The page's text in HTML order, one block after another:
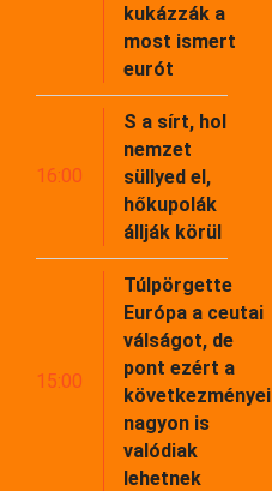
kukázzák a
most ismert
eurót
16:00
S a sírt, hol
nemzet
süllyed el,
hőkupolák
állják körül
15:00
Túlpörgette
Európa a ceutai
válságot, de
pont ezért a
következményei
nagyon is
valódiak
lehetnek